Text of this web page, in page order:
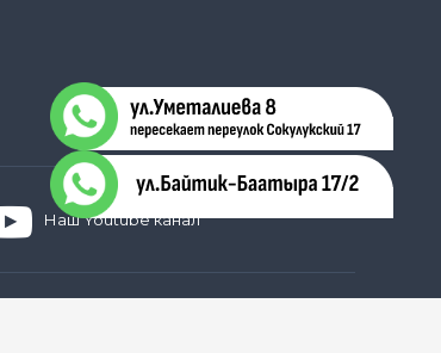
Наш Youtube канал